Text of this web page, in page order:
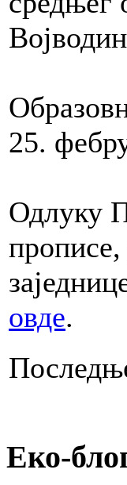
25.
Одлуку
овде.
Еко-